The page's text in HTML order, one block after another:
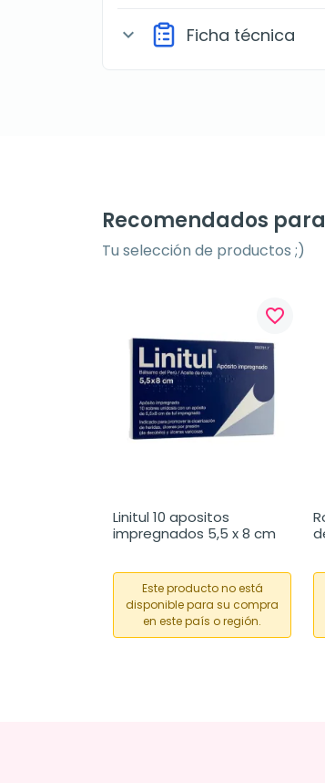
expand_more Ficha técnica
Recomendados
Tu selección de productos ;)
favorite_border
Linitul 10 apositos
impregnados 5,5 x 8 cm
Este producto no está
disponible para su compra
en este país o región.